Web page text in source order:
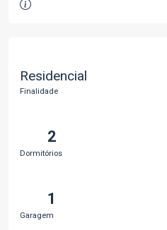
Residencial
Finalidade
2
Dormitórios
1
Garagem